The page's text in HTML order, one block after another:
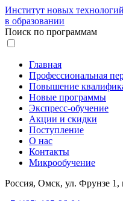
Институт новых технологий
в образовании
Поиск по программам
Главная
Профессиональная
Повышение
Новые программы
Экспресс-обучение
Акции и скидки
Поступление
О нас
Контакты
Микрообучение
Россия, Омск, ул. Фрунзе 1,